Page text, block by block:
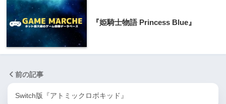
『姫騎士物語 Princess Blue』
前の記事
Switch版『アトミックロボキッド』